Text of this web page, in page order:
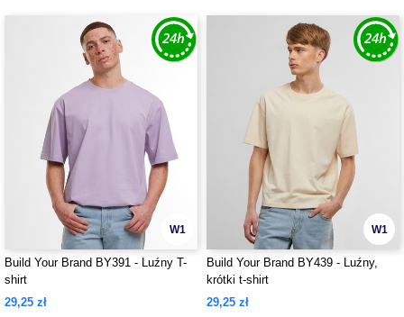
W1
Build Your Brand BY391 - Luźny T-
shirt
29,25 zł
W1
Build Your Brand BY439 - Luźny,
krótki t-shirt
29,25 zł